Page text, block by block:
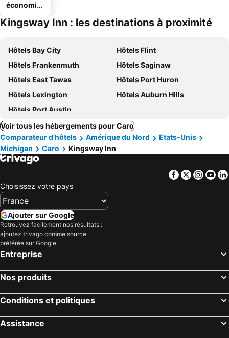
économiq
Kingsway Inn : les destinations à proximité
Hôtels Bay City
Hôtels Flint
Hôtels Frankenmuth
Hôtels Saginaw
Hôtels East Tawas
Hôtels Port Huron
Hôtels Lexington
Hôtels Auburn Hills
Hôtels Port Austin
Voir tous les hébergements pour Caro
Comparateur d'hôtels
Amérique du Nord
Etats-Unis
Michigan
Caro Kingsway Inn
Facebook
Twitter
Choisissez votre pays
Ajouter sur Google
Retrouvez facilement nos résultats :
ajoutez trivago comme source
préférée sur Google.
Entreprise
Nos produits
Conditions et politiques
Assistance